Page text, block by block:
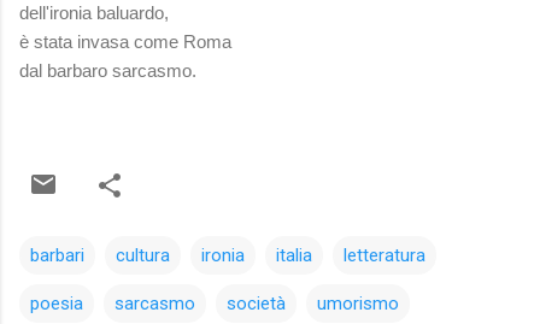
dell'ironia baluardo,
è stata invasa come Roma
dal barbaro sarcasmo.
barbari cultura ironia italia letteratura
poesia sarcasmo società umorismo